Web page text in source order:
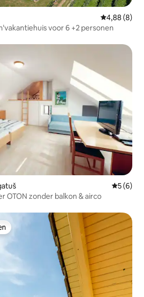
Gemiddelde
4,88 (8)
voor 6 +2 personen
5 (6)
OTON zonder balkon & airco